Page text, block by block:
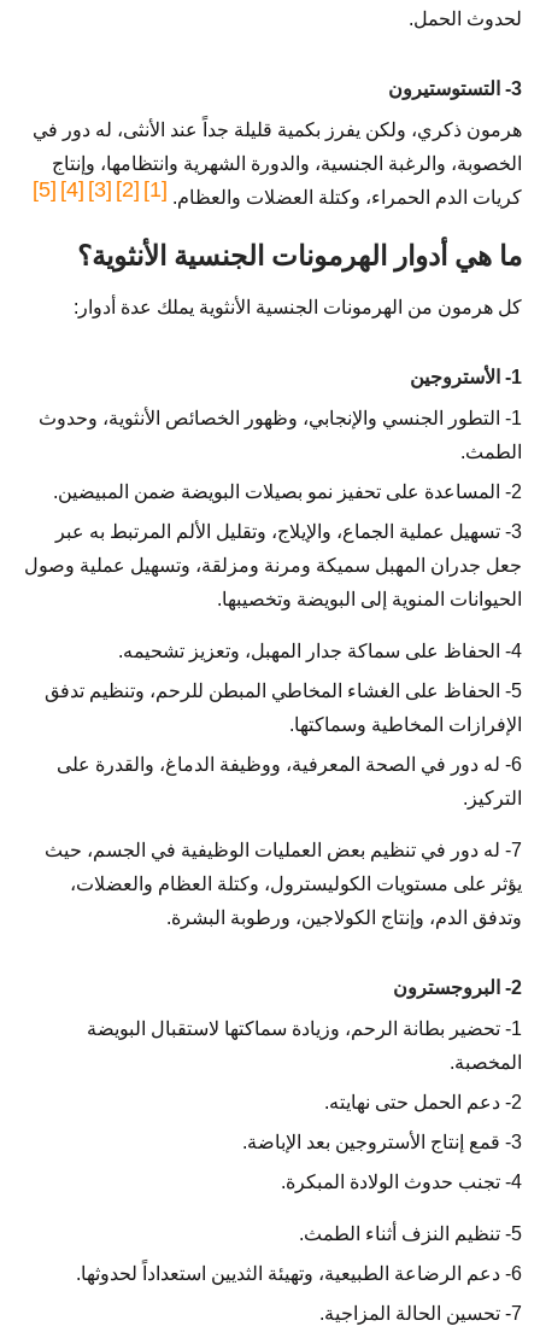
لحدوث الحمل.
3- التستوستيرون
هرمون ذكري، ولكن يفرز بكمية قليلة جداً عند الأنثى، له دور في
الخصوبة، والرغبة الجنسية، والدورة الشهرية وانتظامها، وإنتاج
كريات الدم الحمراء، وكتلة العضلات والعظام. [1]
[2]
[3]
[4]
[5]
ما هي أدوار الهرمونات الجنسية الأنثوية؟
كل هرمون من الهرمونات الجنسية الأنثوية يملك عدة أدوار:
1- الأستروجين
1- التطور الجنسي والإنجابي، وظهور الخصائص الأنثوية، وحدوث
الطمث.
2- المساعدة على تحفيز نمو بصيلات البويضة ضمن المبيضين.
3- تسهيل عملية الجماع، والإيلاج، وتقليل الألم المرتبط به عبر
جعل جدران المهبل سميكة ومرنة ومزلقة، وتسهيل عملية وصول
الحيوانات المنوية إلى البويضة وتخصيبها.
4- الحفاظ على سماكة جدار المهبل، وتعزيز تشحيمه.
5- الحفاظ على الغشاء المخاطي المبطن للرحم، وتنظيم تدفق
الإفرازات المخاطية وسماكتها.
6- له دور في الصحة المعرفية، ووظيفة الدماغ، والقدرة على
التركيز.
7- له دور في تنظيم بعض العمليات الوظيفية في الجسم، حيث
يؤثر على مستويات الكوليسترول، وكتلة العظام والعضلات،
وتدفق الدم، وإنتاج الكولاجين، ورطوبة البشرة.
2- البروجسترون
1- تحضير بطانة الرحم، وزيادة سماكتها لاستقبال البويضة
المخصبة.
2- دعم الحمل حتى نهايته.
3- قمع إنتاج الأستروجين بعد الإباضة.
4- تجنب حدوث الولادة المبكرة.
5- تنظيم النزف أثناء الطمث.
6- دعم الرضاعة الطبيعية، وتهيئة الثديين استعداداً لحدوثها.
7- تحسين الحالة المزاجية.